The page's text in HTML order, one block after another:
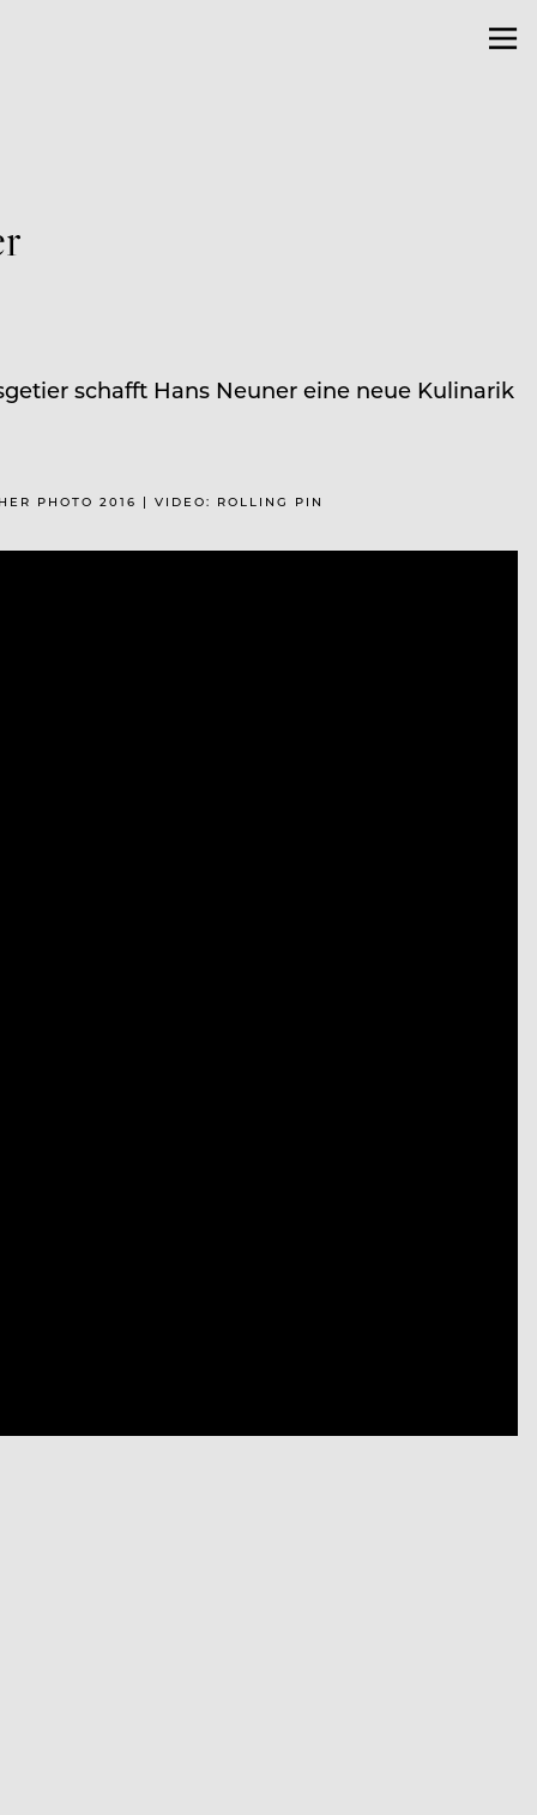
schafft Hans Neuner eine neue Kulinarik
PHOTO 2016 | VIDEO: ROLLING PIN